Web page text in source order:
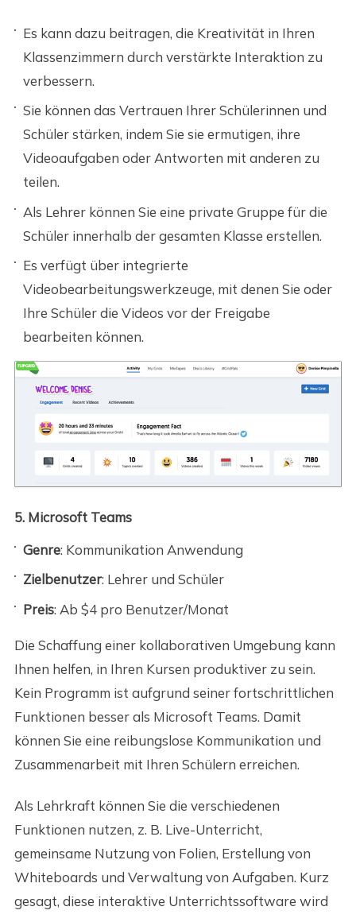
Es kann dazu beitragen, die Kreativität in Ihren
Klassenzimmern durch verstärkte Interaktion zu
verbessern.
Sie können das Vertrauen Ihrer Schülerinnen und
Schüler stärken, indem Sie sie ermutigen, ihre
Videoaufgaben oder Antworten mit anderen zu
teilen.
Als Lehrer können Sie eine private Gruppe für die
Schüler innerhalb der gesamten Klasse erstellen.
Es verfügt über integrierte
Videobearbeitungswerkzeuge, mit denen Sie oder
Ihre Schüler die Videos vor der Freigabe
bearbeiten können.
5. Microsoft Teams
Genre: Kommunikation Anwendung
Zielbenutzer: Lehrer und Schüler
Preis: Ab $4 pro Benutzer/Monat
Die Schaffung einer kollaborativen Umgebung kann
Ihnen helfen, in Ihren Kursen produktiver zu sein.
Kein Programm ist aufgrund seiner fortschrittlichen
Funktionen besser als Microsoft Teams. Damit
können Sie eine reibungslose Kommunikation und
Zusammenarbeit mit Ihren Schülern erreichen.
Als Lehrkraft können Sie die verschiedenen
Funktionen nutzen, z. B. Live-Unterricht,
gemeinsame Nutzung von Folien, Erstellung von
Whiteboards und Verwaltung von Aufgaben. Kurz
gesagt, diese interaktive Unterrichtssoftware wird